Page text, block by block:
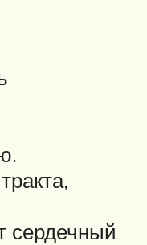
сердечный